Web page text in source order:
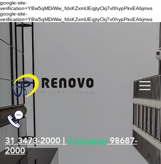
google-site-
verification=YBw5qMDrWw_fdxKZxmUEqjtyCkj7v0hypPkvEAbjmvs
google-site-
verification=YBw5qMDrWw_fdxKZxmUEqjtyCkj7v0hypPkvEAbjmvs
31 3473-2000 | whatsapp 98687-
2000